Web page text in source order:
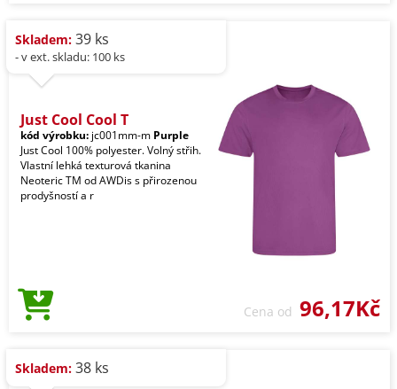
Skladem: 39 ks
- v ext. skladu: 100 ks
Just Cool Cool T
kód výrobku: jc001mm-m Purple
Just Cool 100% polyester. Volný střih.
Vlastní lehká texturová tkanina
Neoteric TM od AWDis s přirozenou
prodyšností a r
Cena od 96,17Kč
Skladem: 38 ks